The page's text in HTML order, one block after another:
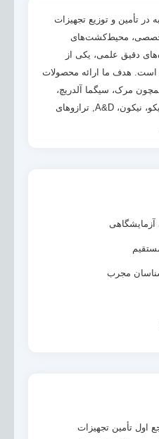
در تأمین و توزیع تجهیزات
تخصصی، محیط‌کشت‌های
دقیق علمی، یکی از
است. هدف ما ارائه محصولات
مرک، سیگما آلدریچ،
واتمن، آتاگو، IKA، ممرت٫ یونیکو، نیکون، A&D, ترازوهای
مجرب
اول تأمین تجهیزات